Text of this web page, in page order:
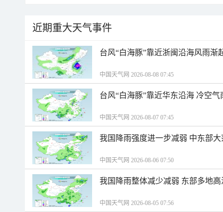
近期重大天气事件
台风“白海豚”靠近浙闽沿海风雨渐
中国天气网 2026-08-08 07:45
台风“白海豚”靠近华东沿海 冷空
中国天气网 2026-08-07 07:45
我国降雨强度进一步减弱 中东部
中国天气网 2026-08-06 07:50
我国降雨整体减少减弱 东部多地
中国天气网 2026-08-05 07:56